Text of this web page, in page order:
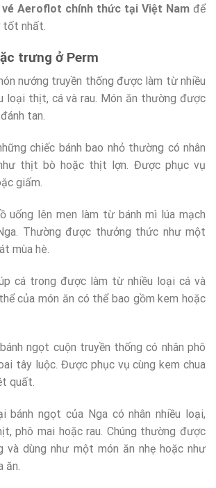
Aeroflot chính thức tại Việt Nam để
tốt nhất.
trưng ở Perm
nướng truyền thống được làm từ nhiều
loại thịt, cá và rau. Món ăn thường được
tan.
chiếc bánh bao nhỏ thường có nhân
thịt bò hoặc thịt lợn. Được phục vụ
giấm.
uống lên men làm từ bánh mì lúa mạch
Thường được thưởng thức như một
mùa hè.
cá trong được làm từ nhiều loại cá và
của món ăn có thể bao gồm kem hoặc
ngọt cuộn truyền thống có nhân phô
tây luộc. Được phục vụ cùng kem chua
quất.
bánh ngọt của Nga có nhân nhiều loại,
phô mai hoặc rau. Chúng thường được
và dùng như một món ăn nhẹ hoặc như
ăn.